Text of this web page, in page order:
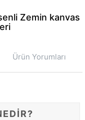
Zemin kanvas
Ürün Yorumları